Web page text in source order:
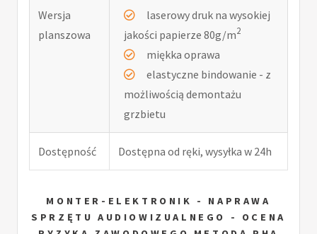
Wersja
planszowa
laserowy druk na wysokiej
jakości papierze 80g/m2
miękka oprawa
elastyczne bindowanie - z
możliwością demontażu
grzbietu
Dostępność Dostępna od ręki, wysyłka w 24h
MONTER-ELEKTRONIK - NAPRAWA
SPRZĘTU AUDIOWIZUALNEGO - OCENA